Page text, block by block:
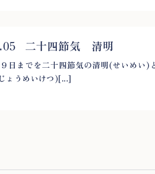
二十四節気 清明
日までを二十四節気の清明(せいめ
ょうめいけつ)[...]